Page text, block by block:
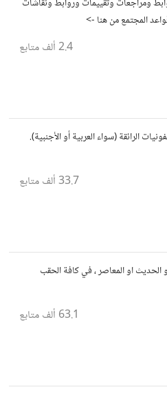
ومراجعات وتقييمات وروابط ونقاشات
المجتمع من هنا ->
2.4 ألف متابع
الرائقة (سواء العربية أو الأجنبية).
33.7 ألف متابع
الحديث او المعاصر ، في كافة الحقب
63.1 ألف متابع